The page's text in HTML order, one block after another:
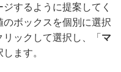
するように提案してく
ボックスを個別に選択
ックして選択し、「マ
ます。